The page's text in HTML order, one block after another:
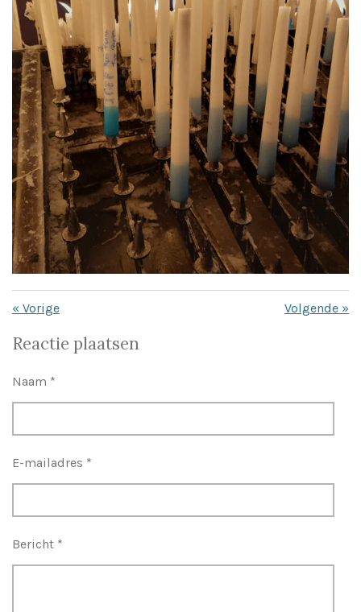
« Vorige Volgende »
Reactie plaatsen
Naam *
E-mailadres *
Bericht *